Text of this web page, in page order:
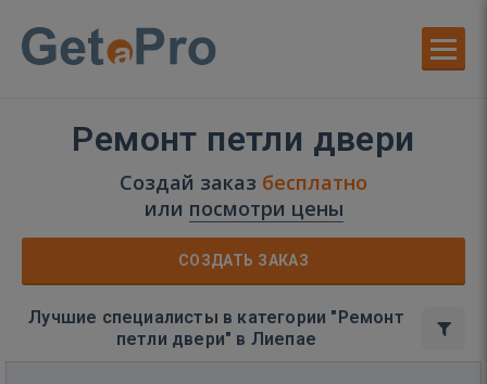
Ремонт петли двери
Создай заказ бесплатно
или посмотри цены
СОЗДАТЬ ЗАКАЗ
Лучшие специалисты в категории "Ремонт
петли двери" в Лиепае